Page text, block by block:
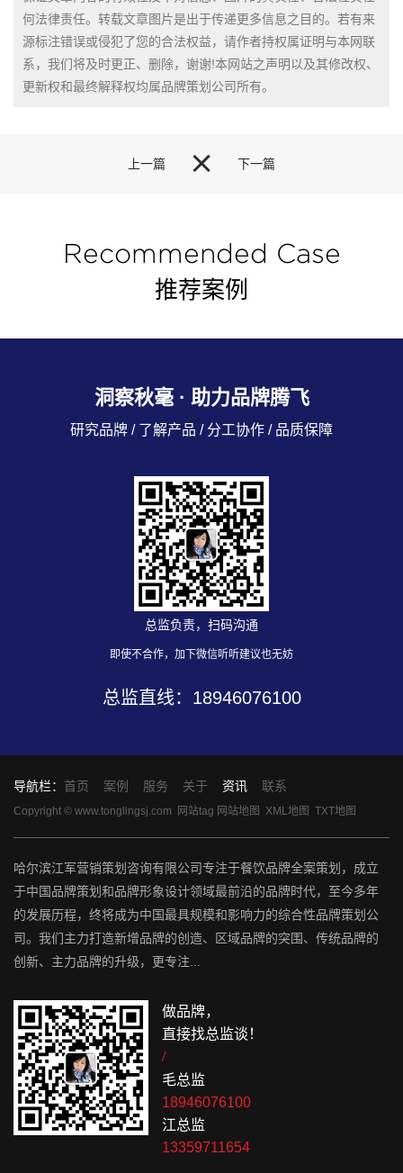
何法律责任。转载文章图片是出于传递更多信息之目的。若有来
源标注错误或侵犯了您的合法权益，请作者持权属证明与本网联
系，我们将及时更正、删除，谢谢!本网站之声明以及其修改权、
更新权和最终解释权均属品牌策划公司所有。
上一篇 下一篇

Recommended Case
推荐案例
洞察秋毫 · 助力品牌腾飞
研究品牌 / 了解产品 / 分工协作 / 品质保障
总监负责，扫码沟通
即使不合作，加下微信听听建议也无妨
总监直线： 18946076100
导航栏： 首页 案例 服务 关于 资讯 联系
Copyright © www.tonglingsj.com 网站tag 网站地图 XML地图 TXT地图
哈尔滨江军营销策划咨询有限公司专注于餐饮品牌全案策划，成立
于中国品牌策划和品牌形象设计领域最前沿的品牌时代，至今多年
的发展历程，终将成为中国最具规模和影响力的综合性品牌策划公
司。我们主力打造新增品牌的创造、区域品牌的突围、传统品牌的
创新、主力品牌的升级，更专注...
做品牌，
直接找总监谈！
/
毛总监
18946076100
江总监
13359711654